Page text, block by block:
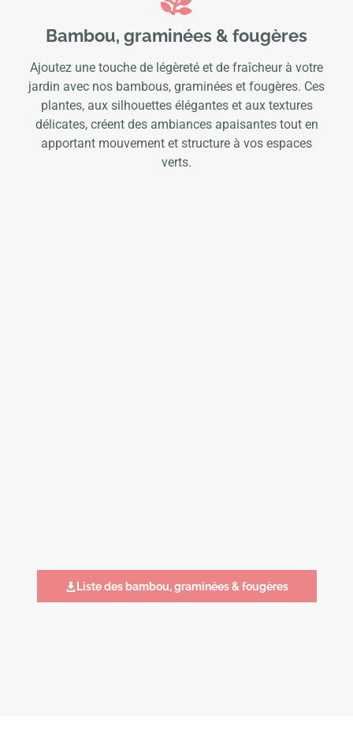
Bambou, graminées & fougères
Ajoutez une touche de légèreté et de fraîcheur à votre
jardin avec nos bambous, graminées et fougères. Ces
plantes, aux silhouettes élégantes et aux textures
délicates, créent des ambiances apaisantes tout en
apportant mouvement et structure à vos espaces
verts.
Liste des bambou, graminées & fougères